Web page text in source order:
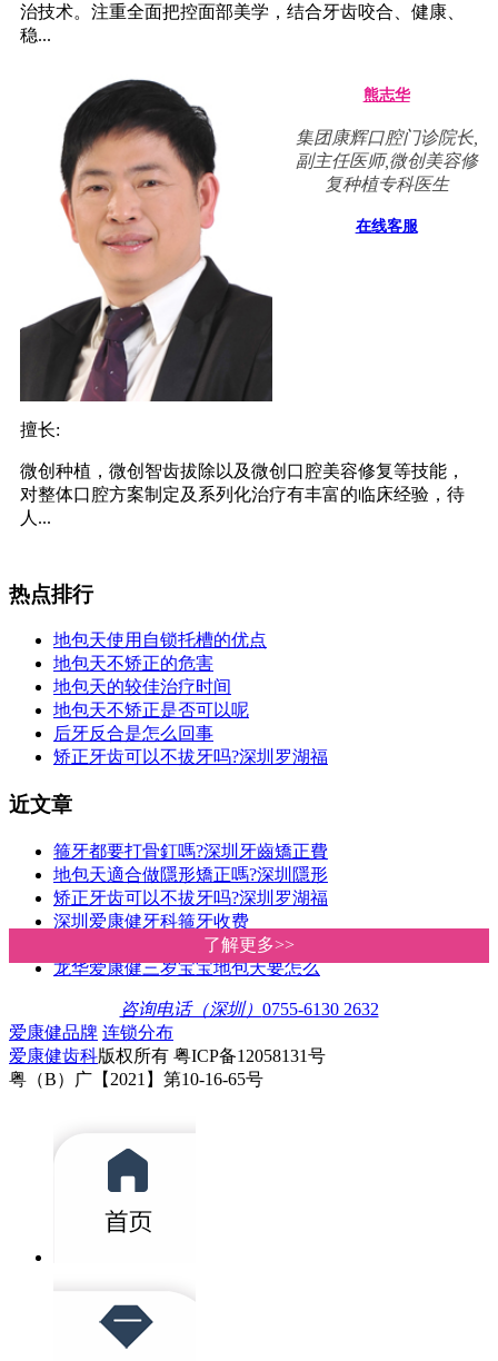
了解更多>>
了解更多>>
治技术。注重全面把控面部美学，结合牙齿咬合、健康、
稳...
熊志华
集团康辉口腔门诊院长,
副主任医师,微创美容修
复种植专科医生
在线客服
擅长:
微创种植，微创智齿拔除以及微创口腔美容修复等技能，
对整体口腔方案制定及系列化治疗有丰富的临床经验，待
人...
热点排行
地包天使用自锁托槽的优点
地包天不矫正的危害
地包天的较佳治疗时间
地包天不矫正是否可以呢
后牙反合是怎么回事
矫正牙齿可以不拔牙吗?深圳罗湖福
近文章
箍牙都要打骨釘嗎?深圳牙齒矯正費
地包天適合做隱形矯正嗎?深圳隱形
矫正牙齿可以不拔牙吗?深圳罗湖福
深圳爱康健牙科箍牙收费
深圳爱康健牙科医院地包天矫正得
龙华爱康健三岁宝宝地包天要怎么
咨询电话（深圳） 0755-6130 2632
爱康健品牌 连锁分布
爱康健齿科版权所有 粤ICP备12058131号
粤（B）广【2021】第10-16-65号